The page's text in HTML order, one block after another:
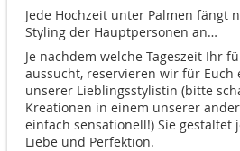
Jede Hochzeit unter Palmen fängt
Styling der Hauptpersonen an…
Je nachdem welche Tageszeit Ihr
aussucht, reservieren wir für Euch
unserer Lieblingsstylistin (bitte
Kreationen in einem unserer
einfach sensationell!) Sie gestaltet
Liebe und Perfektion.